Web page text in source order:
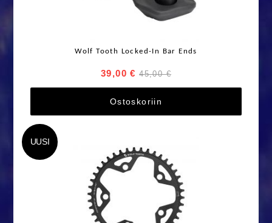
Wolf Tooth Locked-In Bar Ends
39,00 € 45,00 €
Ostoskoriin
UUSI